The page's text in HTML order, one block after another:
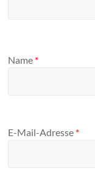
Name *
E-Mail-Adresse *